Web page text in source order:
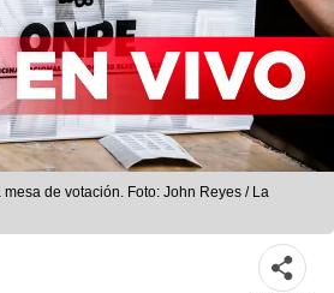
de votación. Foto: John Reyes / La